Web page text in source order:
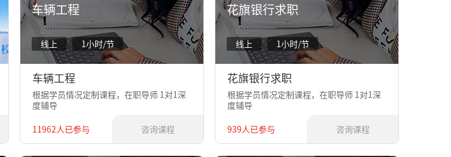
车辆工程
线上 1小时/节
车辆工程
根据学员情况定制课程，在职导师 1对1深
度辅导
11962人已参与
咨询课程
花旗银行求职
线上 1小时/节
花旗银行求职
根据学员情况定制课程，在职导师 1对1深
度辅导
939人已参与
咨询课程